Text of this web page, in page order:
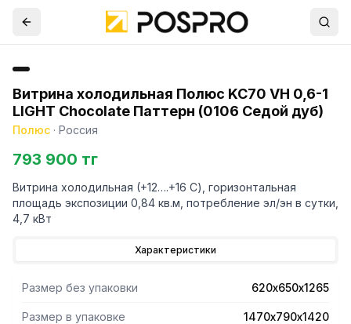
Витрина холодильная Полюс KC70 VH 0,6-1
LIGHT Chocolate Паттерн (0106 Седой дуб)
Полюс · Россия
793 900 тг
Витрина холодильная (+12….+16 С), горизонтальная
площадь экспозиции 0,84 кв.м, потребление эл/эн в сутки,
4,7 кВт
Характеристики
Размер без упаковки 620х650х1265
Размер в упаковке 1470х790х1420